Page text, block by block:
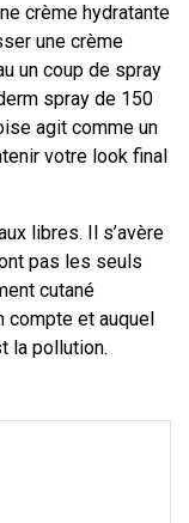
crème hydratante
une crème
un coup de spray
spray de 150
agit comme un
votre look final
libres. Il s’avère
pas les seuls
cutané
compte et auquel
la pollution.